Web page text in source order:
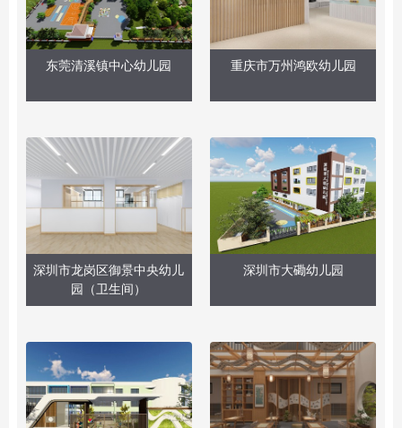
东莞清溪镇中心幼儿园 重庆市万州鸿欧幼儿园
深圳市龙岗区御景中央幼儿
园（卫生间）
深圳市大磡幼儿园